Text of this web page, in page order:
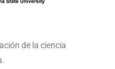
de la ciencia